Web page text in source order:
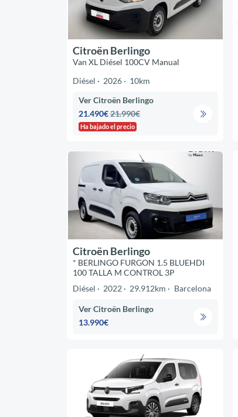
Citroën Berlingo
Van XL Diésel 100CV Manual
Diésel
2026
10km
Ver Citroën Berlingo
21.490€21.990€
Ha bajado el precio
Citroën Berlingo
* BERLINGO FURGON 1.5 BLUEHDI
100 TALLA M CONTROL 3P
Diésel
2022 29.912km Barcelona
Ver Citroën Berlingo
13.990€